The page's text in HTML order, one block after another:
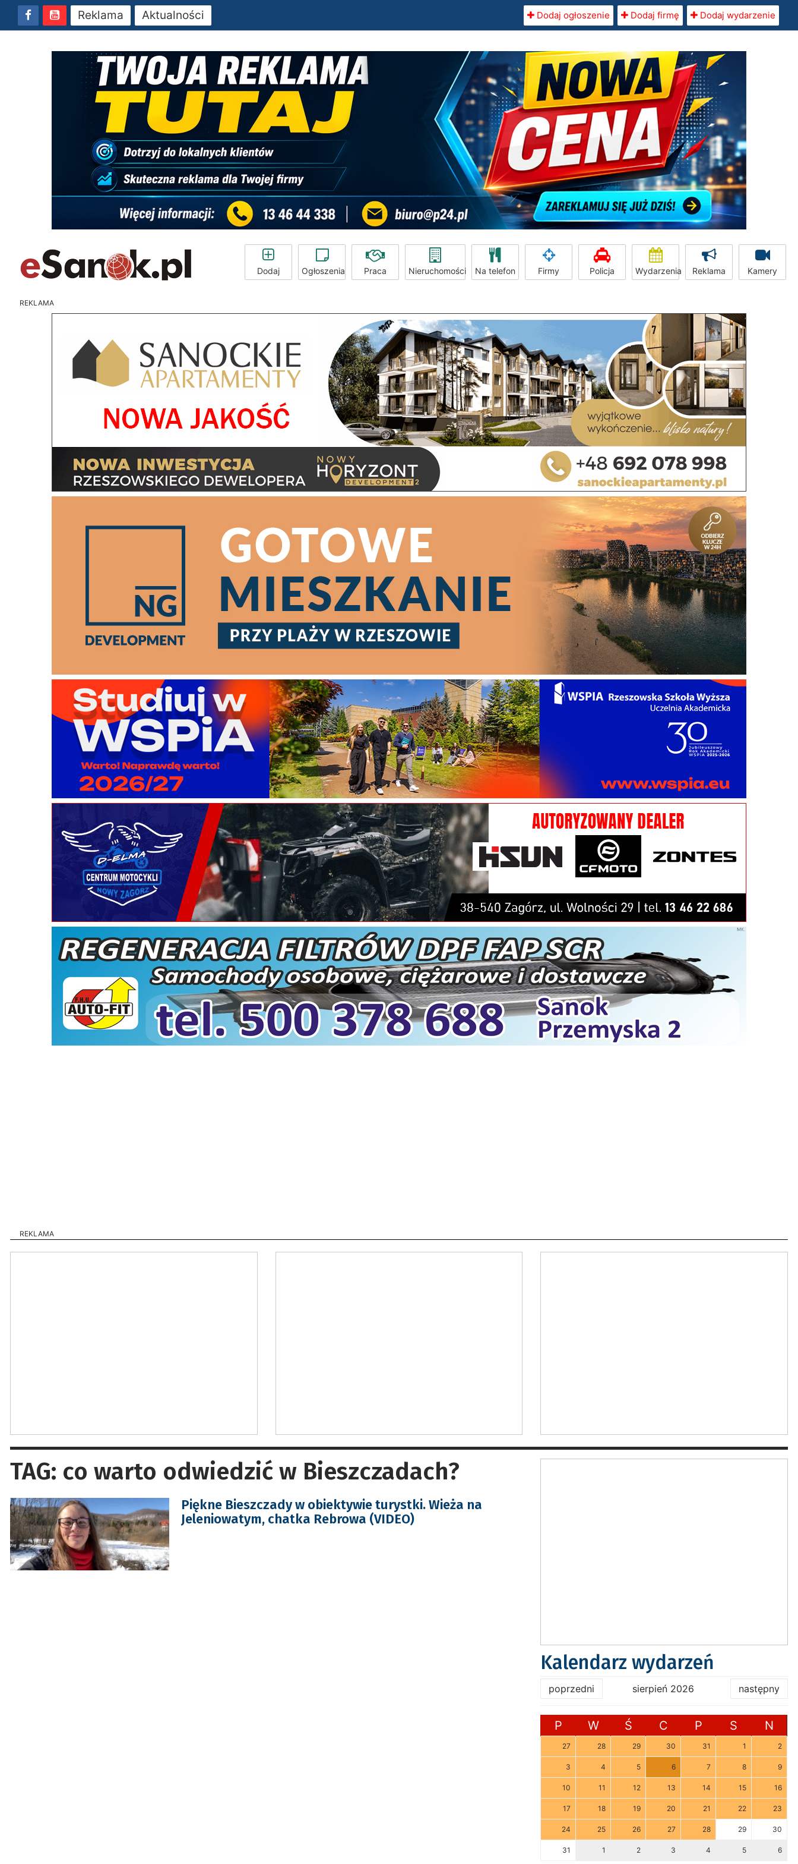
Reklama Aktualności Dodaj ogłoszenie Dodaj firmę Dodaj wydarzenie
Dodaj Ogłoszenia Praca Nieruchomości Na telefon Firmy Policja Wydarzenia Reklama Kamery
REKLAMA
REKLAMA
TAG: co warto odwiedzić w Bieszczadach?
Piękne Bieszczady w obiektywie turystki. Wieża na
Jeleniowatym, chatka Rebrowa (VIDEO)
Kalendarz wydarzeń
poprzedni sierpień 2026 następny
P W Ś C P S N
27 28 29 30 31 1 2
3 4 5 6 7 8 9
10 11 12 13 14 15 16
17 18 19 20 21 22 23
24 25 26 27 28 29 30
31 1 2 3 4 5 6